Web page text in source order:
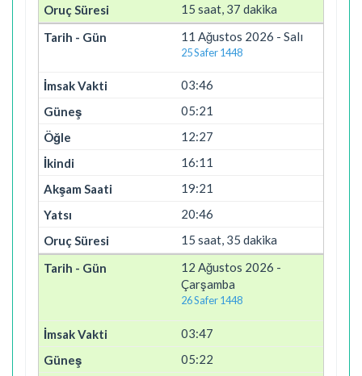
15 saat, 37 dakika
11 Ağustos 2026 - Salı
25 Safer 1448
03:46
05:21
12:27
16:11
19:21
20:46
15 saat, 35 dakika
12 Ağustos 2026 -
Çarşamba
26 Safer 1448
03:47
05:22